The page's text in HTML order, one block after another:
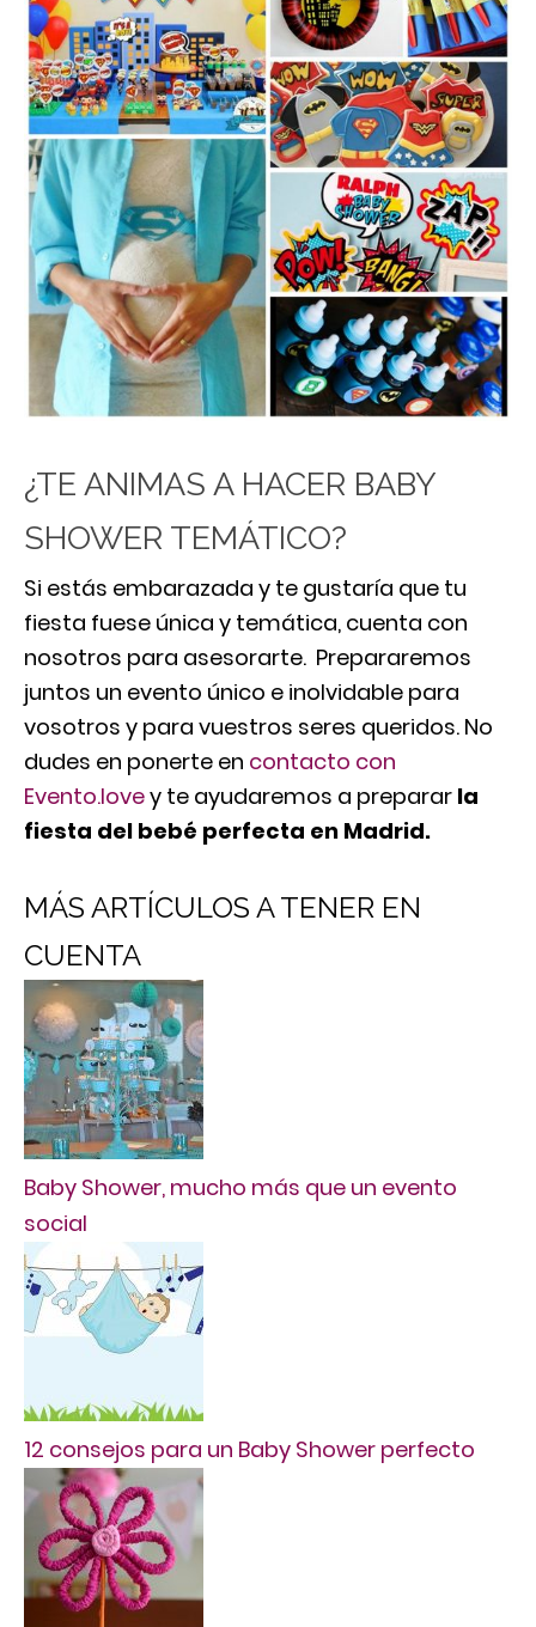
¿TE ANIMAS A HACER BABY
SHOWER TEMÁTICO?
Si estás embarazada y te gustaría que tu
fiesta fuese única y temática, cuenta con
nosotros para asesorarte. Prepararemos
juntos un evento único e inolvidable para
vosotros y para vuestros seres queridos. No
dudes en ponerte en contacto con
Evento.lovey te ayudaremos a preparar la
fiesta del bebé perfecta en Madrid.
MÁS ARTÍCULOS A TENER EN
CUENTA
Baby Shower, mucho más que un evento
social
12 consejos para un Baby Shower perfecto